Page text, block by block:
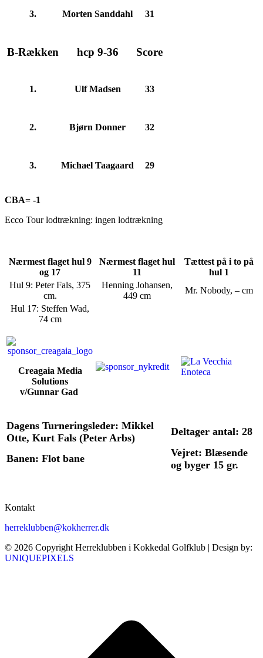
3. Morten Sanddahl 31
B-Rækken hcp 9-36 Score
1. Ulf Madsen 33
2. Bjørn Donner 32
3. Michael Taagaard 29
CBA= -1
Ecco Tour lodtrækning: ingen lodtrækning
Nærmest flaget hul 9
og 17
Nærmest flaget hul
11
Tættest på i to på
hul 1
Hul 9: Peter Fals, 375
cm.
Henning Johansen,
449 cm
Mr. Nobody, – cm
Hul 17: Steffen Wad,
74 cm
Creagaia Media
Solutions
v/Gunnar Gad
Dagens Turneringsleder: Mikkel
Otte, Kurt Fals (Peter Arbs)
Deltager antal: 28
Banen: Flot bane
Vejret: Blæsende
og byger 15 gr.
Kontakt
herreklubben@kokherrer.dk
© 2026 Copyright Herreklubben i Kokkedal Golfklub | Design by:
UNIQUEPIXELS